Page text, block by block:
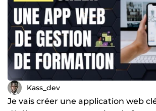
Kass_dev
Je vais créer une application web